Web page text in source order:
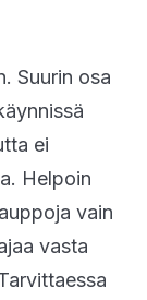
Suurin osa
ei
Helpoin
vain
vasta